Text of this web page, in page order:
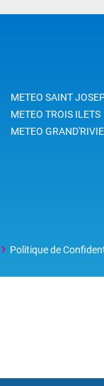
METEO SAINT
METEO TROIS ILETS
METEO
Politique de